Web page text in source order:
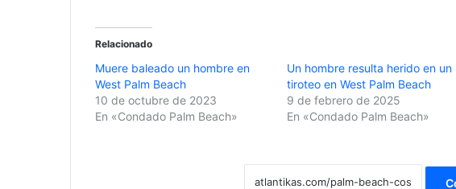
Relacionado
Muere baleado un hombre en
West Palm Beach
10 de octubre de 2023
En «Condado Palm Beach»
Un hombre resulta herido en un
tiroteo en West Palm Beach
9 de febrero de 2025
En «Condado Palm Beach»